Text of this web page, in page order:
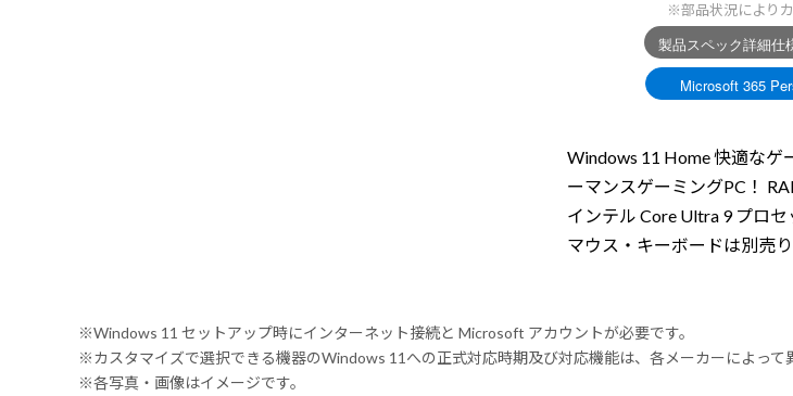
※部品状況により
Windows 11 Home 快適なゲ
ーマンスゲーミングPC！
インテル Core Ultra 9 プロ
マウス・キーボードは別売り
※Windows 11 セットアップ時にインターネット接続と Microsoft アカウントが必要です。
※カスタマイズで選択できる機器のWindows 11への正式対応時期及び対応機能は、各メーカーによって
※各写真・画像はイメージです。